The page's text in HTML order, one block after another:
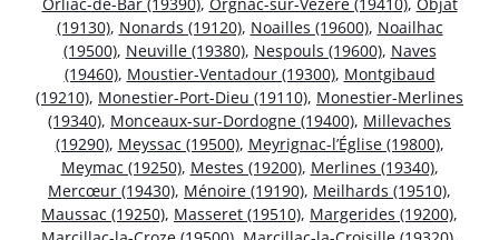
(19130), Nonards (19120), Noailles (19600), Noailhac
(19500), Neuville (19380), Nespouls (19600), Naves
(19460), Moustier-Ventadour (19300), Montgibaud
(19210), Monestier-Port-Dieu (19110), Monestier-Merlines
(19340), Monceaux-sur-Dordogne (19400), Millevaches
(19290), Meyssac (19500), Meyrignac-l’Église (19800),
Meymac (19250), Mestes (19200), Merlines (19340),
Mercœur (19430), Ménoire (19190), Meilhards (19510),
Maussac (19250), Masseret (19510), Margerides (19200),